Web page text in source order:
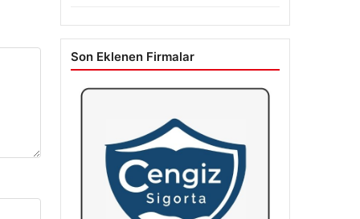
Son Eklenen Firmalar